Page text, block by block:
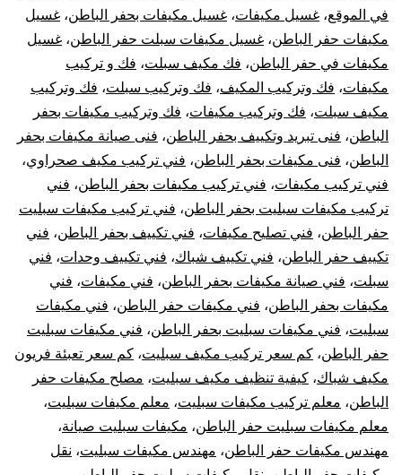
في الموقع، غسيل مكيفات، غسيل مكيفات بحفر الباطن، غسيل
مكيفات حفر الباطن، غسيل مكيفات سبلت حفر الباطن، غسيل
مكيفات في حفر الباطن، فك مكيف سبلت، فك و تركيب
مكيفات، فك وتركيب المكيف، فك وتركيب سبلت، فك وتركيب
مكيف سبلت، فك وتركيب مكيفات، فك وتركيب مكيفات بحفر
الباطن، فنى تبريد وتكييف بحفر الباطن، فنى صيانة مكيفات بحفر
الباطن، فنى مكيفات بحفر الباطن، فني تركيب مكيف صحراوي،
فني تركيب مكيفات، فني تركيب مكيفات بحفر الباطن، فني
تركيب مكيفات سبليت بحفر الباطن، فني تركيب مكيفات سبليت
حفر الباطن، فني تصليح مكيفات، فني تكييف بحفر الباطن، فني
تكييف حفر الباطن، فني تكييف شباك، فني تكييف وحدات، فني
سبلت، فني صيانة مكيفات بحفر الباطن، فني مكيفات، فني
مكيفات بحفر الباطن، فني مكيفات حفر الباطن، فني مكيفات
سبليت، فني مكيفات سبليت بحفر الباطن، فني مكيفات سبليت
حفر الباطن، كم سعر تركيب مكيف سبليت، كم سعر تعبئة فريون
مكيف شباك، كيفية تنظيف مكيف سبليت، مصلح مكيفات حفر
الباطن، معلم تركيب مكيفات سبليت، معلم مكيفات سبليت،
معلم مكيفات سبليت حفر الباطن، مكيفات سبليت صيانة،
مهندس مكيفات حفر الباطن، مهندس مكيفات سبليت، نقل